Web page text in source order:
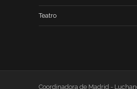
Teatro
Coordinadora de Madrid -